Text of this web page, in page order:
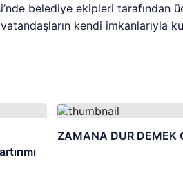
belediye ekipleri tarafından
kendi imkanlarıyla
ZAMANA DUR DEMEK